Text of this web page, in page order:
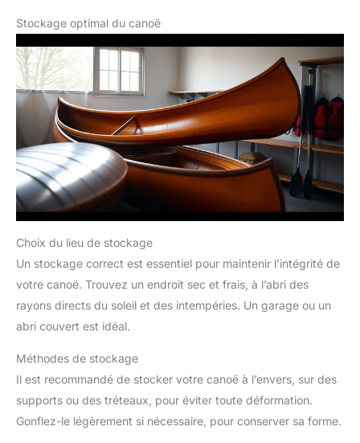
Stockage optimal du canoë
Choix du lieu de stockage
Un stockage correct est essentiel pour maintenir l’intégrité de
votre canoë. Trouvez un endroit sec et frais, à l’abri des
rayons directs du soleil et des intempéries. Un garage ou un
abri couvert est idéal.
Méthodes de stockage
Il est recommandé de stocker votre canoë à l’envers, sur des
supports ou des tréteaux, pour éviter toute déformation.
Gonflez-le légèrement si nécessaire, pour conserver sa forme.